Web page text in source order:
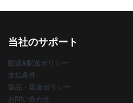
当社のサポート
配送&配送ポリシー
支払条件
返品・返金ポリシー
お問い合わせ